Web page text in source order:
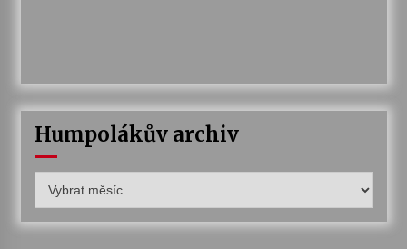
Humpolákův archiv
archiv